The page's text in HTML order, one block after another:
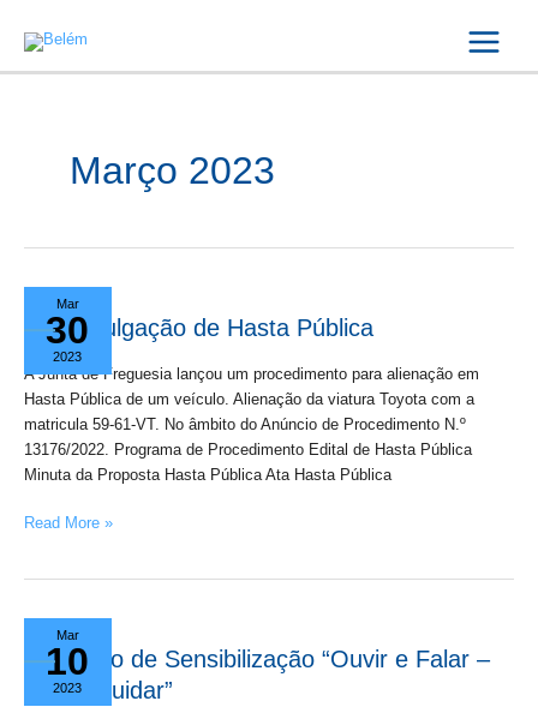
Março 2023
Mar
30
2023
Divulgação de Hasta Pública
A Junta de Freguesia lançou um procedimento para alienação em
Hasta Pública de um veículo. Alienação da viatura Toyota com a
matricula 59-61-VT. No âmbito do Anúncio de Procedimento N.º
13176/2022. Programa de Procedimento Edital de Hasta Pública
Minuta da Proposta Hasta Pública Ata Hasta Pública
Divulgação
Hasta
Pública
Read More »
Mar
10
2023
Ação de Sensibilização “Ouvir e Falar –
Como Cuidar”
Ação
Sensibilização
“Ouvir